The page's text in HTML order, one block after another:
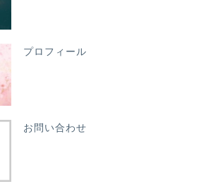
プロフィール
お問い合わせ